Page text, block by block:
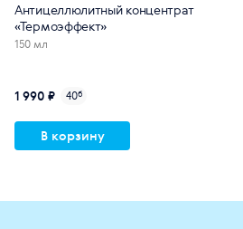
Антицеллюлитный концентрат
«Термоэффект»
150 мл
1 990 ₽ 40б
В корзину